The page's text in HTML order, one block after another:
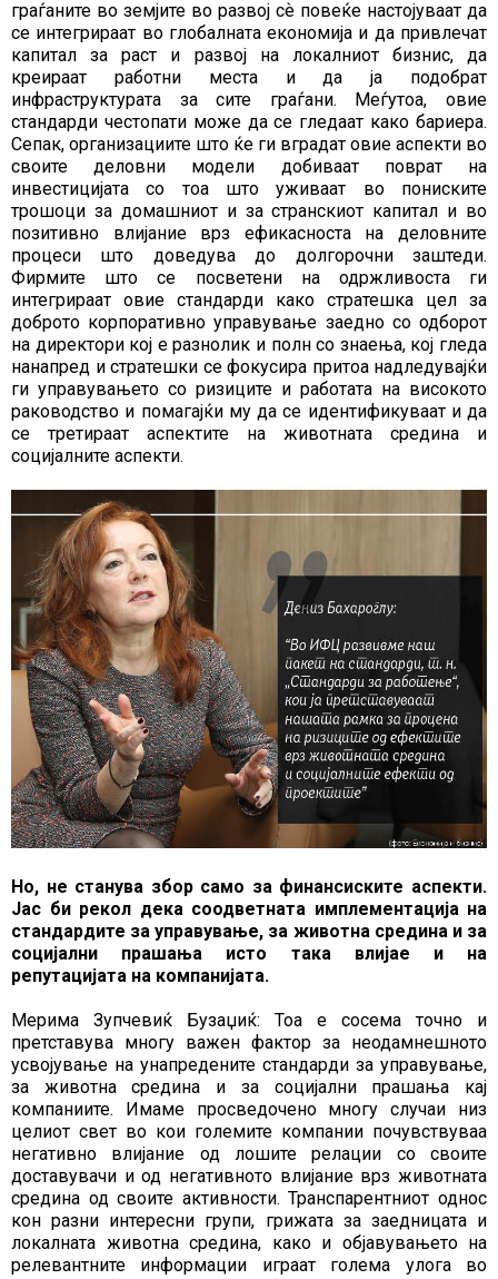
граѓаните во земјите во развој сѐ повеќе настојуваат да
се интегрираат во глобалната економија и да привлечат
капитал за раст и развој на локалниот бизнис, да
креираат работни места и да ја подобрат
инфраструктурата за сите граѓани. Меѓутоа, овие
стандарди честопати може да се гледаат како бариера.
Сепак, организациите што ќе ги вградат овие аспекти во
своите деловни модели добиваат поврат на
инвестицијата со тоа што уживаат во пониските
трошоци за домашниот и за странскиот капитал и во
позитивно влијание врз ефикасноста на деловните
процеси што доведува до долгорочни заштеди.
Фирмите што се посветени на одржливоста ги
интегрираат овие стандарди како стратешка цел за
доброто корпоративно управување заедно со одборот
на директори кој е разнолик и полн со знаења, кој гледа
нанапред и стратешки се фокусира притоа надледувајќи
ги управувањето со ризиците и работата на високото
раководство и помагајќи му да се идентификуваат и да
се третираат аспектите на животната средина и
социјалните аспекти.
Но, не станува збор само за финансиските аспекти.
Јас би рекол дека соодветната имплементација на
стандардите за управување, за животна средина и за
социјални прашања исто така влијае и на
репутацијата на компанијата.
Мерима Зупчевиќ Бузаџиќ: Тоа е сосема точно и
претставува многу важен фактор за неодамнешното
усвојување на унапредените стандарди за управување,
за животна средина и за социјални прашања кај
компаниите. Имаме просведочено многу случаи низ
целиот свет во кои големите компании почувствуваа
негативно влијание од лошите релации со своите
доставувачи и од негативното влијание врз животната
средина од своите активности. Транспарентниот однос
кон разни интересни групи, грижата за заедницата и
локалната животна средина, како и објавувањето на
релевантните информации играат голема улога во